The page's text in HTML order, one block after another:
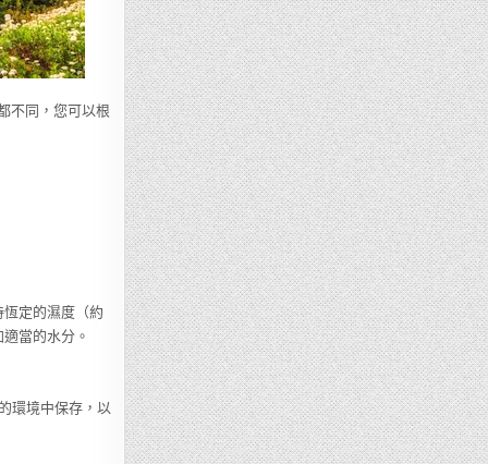
不同，您可以根
定的濕度（約
當的水分。
環境中保存，以